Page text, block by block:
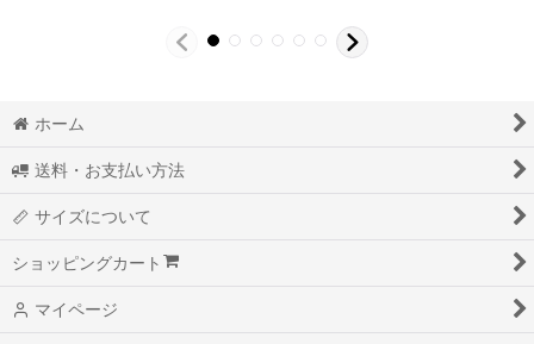
ホーム
送料・お支払い方法
サイズについて
ショッピングカート
マイページ